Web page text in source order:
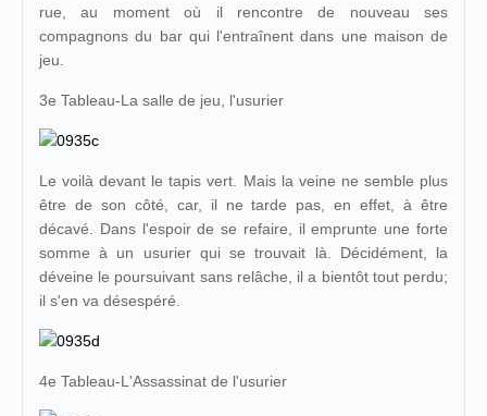
rue, au moment où il rencontre de nouveau ses
compagnons du bar qui l'entraînent dans une maison de
jeu.
3e Tableau-La salle de jeu, l'usurier
Le voilà devant le tapis vert. Mais la veine ne semble plus
être de son côté, car, il ne tarde pas, en effet, à être
décavé. Dans l'espoir de se refaire, il emprunte une forte
somme à un usurier qui se trouvait là. Décidément, la
déveine le poursuivant sans relâche, il a bientôt tout perdu;
il s'en va désespéré.
4e Tableau-L'Assassinat de l'usurier